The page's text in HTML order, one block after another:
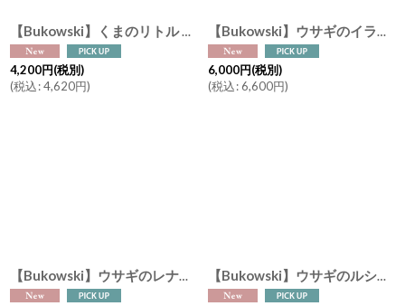
【Bukowski】くまのリトル エマ Little Emma 25cm スウェーデンのぬいぐるみ ソフトトイ ブコウスキー 出産祝い 誕生日 結婚式ウエルカムドール
4,200円(税別)
(税込:4,620円)
【Bukowski】ウサギのイランカ Ilanka “Ma Meilleure Amie / My best friend” 40cm スウェーデンのぬいぐるみ ソフトトイ ブコウスキー 誕生日
6,000円(税別)
(税込:6,600円)
【Bukowski】ウサギのレナ Lena 30cm ギフトボックス入り スウェーデンのぬいぐるみ ソフトトイ ブコウスキー うさぎ 誕生日 Sweden 【Bukowski】ウサギのルシアン Lucian 30cm ギフトボックス入り スウェーデンのぬいぐるみ ソフトトイ ブコウスキー うさぎ 誕生日 Sweden